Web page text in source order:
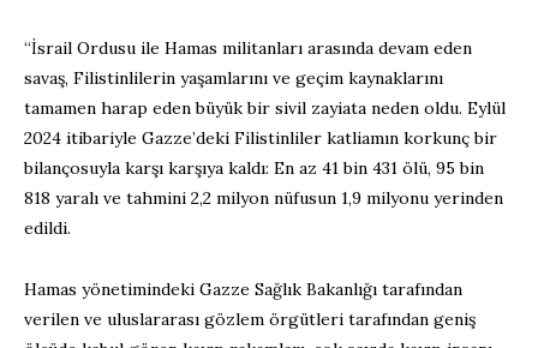
“İsrail Ordusu ile Hamas militanları arasında devam eden
savaş, Filistinlilerin yaşamlarını ve geçim kaynaklarını
tamamen harap eden büyük bir sivil zayiata neden oldu. Eylül
2024 itibariyle Gazze’deki Filistinliler katliamın korkunç bir
bilançosuyla karşı karşıya kaldı: En az 41 bin 431 ölü, 95 bin
818 yaralı ve tahmini 2,2 milyon nüfusun 1,9 milyonu yerinden
edildi.
Hamas yönetimindeki Gazze Sağlık Bakanlığı tarafından
verilen ve uluslararası gözlem örgütleri tarafından geniş